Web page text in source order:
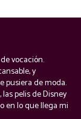
vocación.
y
pusiera de moda.
pelis de Disney
en lo que llega mi